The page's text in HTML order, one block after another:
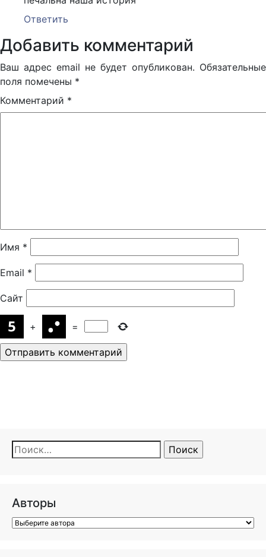
Ответить
Добавить комментарий
Ваш адрес email не будет опубликован. Обязательные
поля помечены *
Комментарий *
Имя *
Email *
Сайт
+ =
Найти:
Авторы